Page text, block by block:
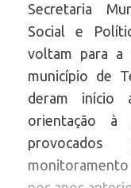
Secretaria
Social e
voltam para a
município de
deram início
orientação à